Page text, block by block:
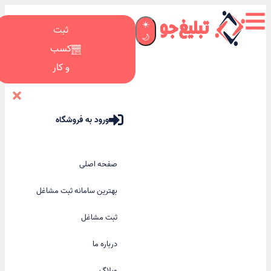
☀️
🌙
ثبت
کسب
و کار
ورود به فروشگاه
صفحه اصلی
بهترین سامانه ثبت مشاغل
ثبت مشاغل
درباره ما